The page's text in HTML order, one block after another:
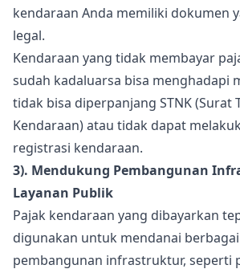
kendaraan Anda memiliki dokumen
legal.
Kendaraan yang tidak membayar
sudah kadaluarsa bisa menghadapi
tidak bisa diperpanjang STNK (Surat
Kendaraan) atau tidak dapat
registrasi kendaraan.
3). Mendukung Pembangunan
Layanan Publik
Pajak kendaraan yang dibayarkan
digunakan untuk mendanai
pembangunan infrastruktur, seperti